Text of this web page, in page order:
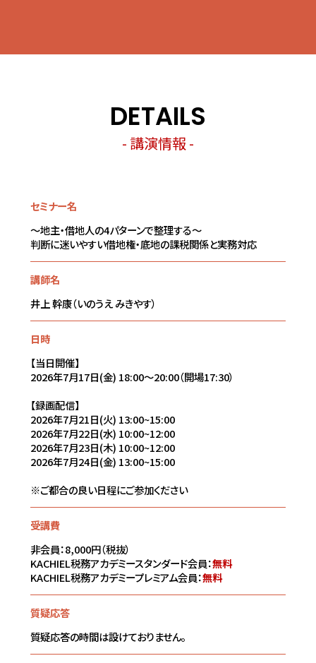
DETAILS
- 講演情報 -
セミナー名
～地主・借地人の4パターンで整理する～
判断に迷いやすい借地権・底地の課税関係と実務対応
講師名
井上 幹康（いのうえ みきやす）
日時
【当日開催】
2026年7月17日(金) 18:00～20:00（開場17:30）
【録画配信】
2026年7月21日(火) 13:00~15:00
2026年7月22日(水) 10:00~12:00
2026年7月23日(木) 10:00~12:00
2026年7月24日(金) 13:00~15:00
※ご都合の良い日程にご参加ください
受講費
非会員：8,000円（税抜）
KACHIEL税務アカデミースタンダード会員：無料
KACHIEL税務アカデミープレミアム会員：無料
質疑応答
質疑応答の時間は設けておりません。